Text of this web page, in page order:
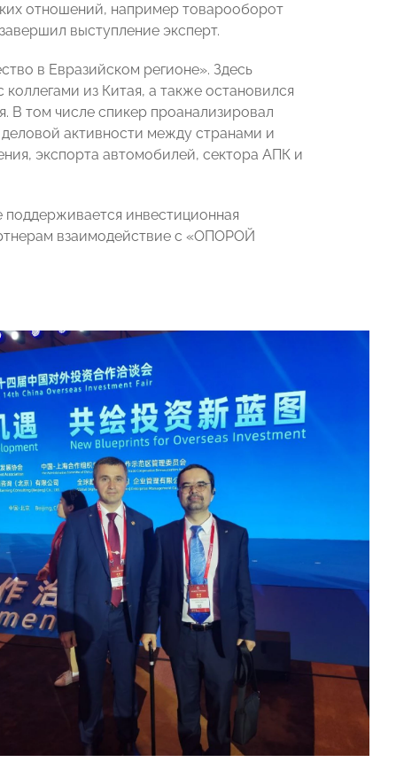
отношений, например товарооборот
выступление эксперт.
в Евразийском регионе». Здесь
из Китая, а также остановился
В том числе спикер проанализировал
активности между странами и
экспорта автомобилей, сектора АПК и
поддерживается инвестиционная
взаимодействие с «ОПОРОЙ